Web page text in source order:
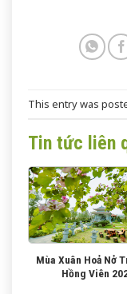
This entry was
Tin tức liên
Mùa Xuân Hoả Nở
Hồng Viên